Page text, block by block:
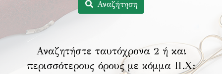
Αναζήτηση
Αναζητήστε ταυτόχρονα 2 ή και
περισσότερους όρους με κόμμα Π.Χ: